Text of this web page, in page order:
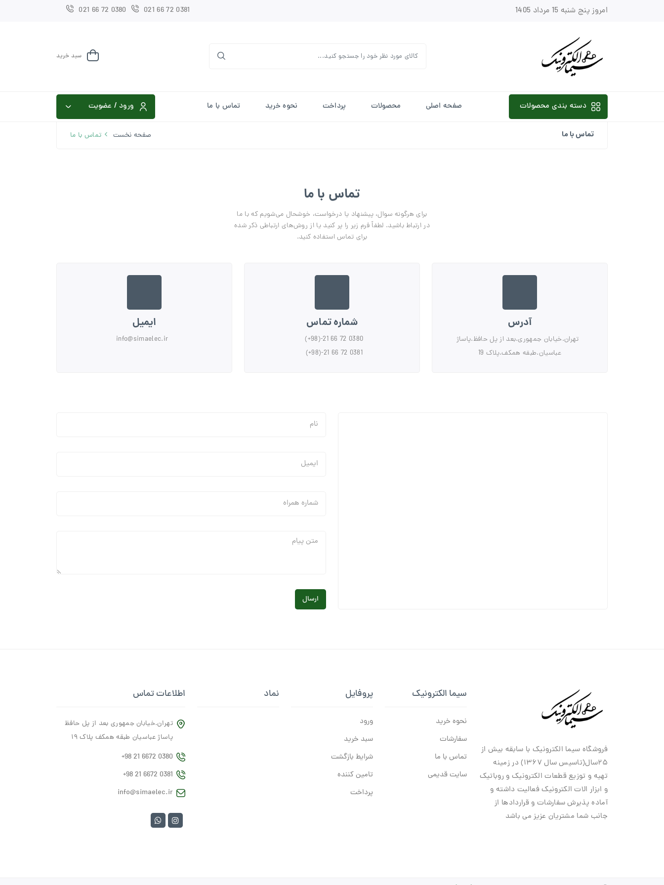
امروز پنج شنبه 15 مرداد 1405 021 66 72 0380 021 66 72 0381
سبد خرید
دسته بندی محصولات صفحه اصلی محصولات پرداخت نحوه خرید تماس با ما ورود / عضویت
تماس با ما صفحه نخست تماس با ما
تماس با ما
برای هرگونه سوال، پیشنهاد یا درخواست، خوشحال می‌شویم که با ما
در ارتباط باشید. لطفاً فرم زیر را پر کنید یا از روش‌های ارتباطی ذکر شده
برای تماس استفاده کنید.
آدرس
تهران.خیابان جمهوری.بعد از پل حافظ.پاساژ
عباسیان.طبقه همکف.پلاک 19
شماره تماس
(+98)-21 66 72 0380
(+98)-21 66 72 0381
ایمیل
ارسال
فروشگاه سیما الکترونیک با سابقه بیش از
۲۵سال(تاسیس سال ۱۳۶۷) در زمینه
تهیه و توزیع قطعات الکترونیک و روباتیک
و ابزار الات الکترونیک فعالیت داشته و
آماده پذیرش سفارشات و قراردادها از
جانب شما مشتریان عزیز می باشد
سیما الکترونیک
نحوه خرید
سفارشات
تماس با ما
سایت قدیمی
پروفایل
ورود
سبد خرید
شرایط بازگشت
تامین کننده
پرداخت
نماد اطلاعات تماس
تهران.خیابان جمهوری بعد از پل حافظ
پاساژ عباسیان طبقه همکف پلاک ۱۹
+98 21 6672 0380
+98 21 6672 0381
info@simaelec.ir